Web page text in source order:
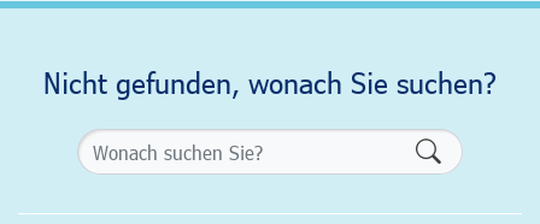
Nicht gefunden, wonach Sie suchen?